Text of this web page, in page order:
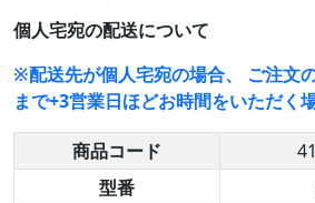
個人宅宛の配送について
※配送先が個人宅宛の場合、 ご注文
まで+3営業日ほどお時間をいただく
商品コード
型番